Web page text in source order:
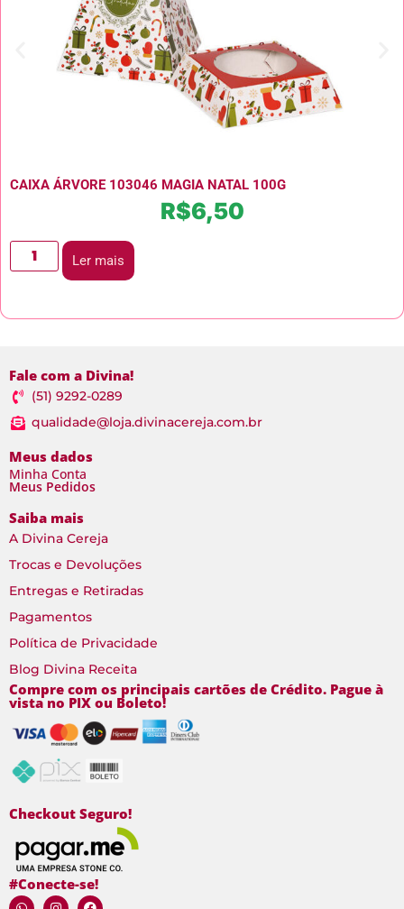
CAIXA ÁRVORE 103046 MAGIA NATAL 100G
R$6,50
Ler mais
Fale com a Divina!
(51) 9292-0289
qualidade@loja.divinacereja.com.br
Meus dados
Minha Conta
Meus Pedidos
Saiba mais
A Divina Cereja
Trocas e Devoluções
Entregas e Retiradas
Pagamentos
Política de Privacidade
Blog Divina Receita
Compre com os principais cartões de Crédito. Pague à
vista no PIX ou Boleto!
Checkout Seguro!
#Conecte-se!